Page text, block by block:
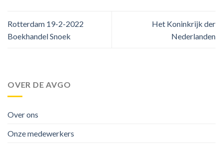
OVER DE AVGO
Over ons
Onze medewerkers
Rotterdam 19-2-2022
Boekhandel Snoek
Het Koninkrijk der
Nederlanden